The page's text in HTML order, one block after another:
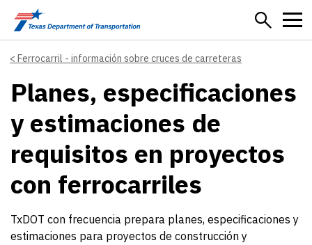
Skip to main content
Ferrocarril - información sobre cruces de carreteras
Planes, especificaciones
y estimaciones de
requisitos en proyectos
con ferrocarriles
TxDOT con frecuencia prepara planes, especificaciones y
estimaciones para proyectos de construcción y